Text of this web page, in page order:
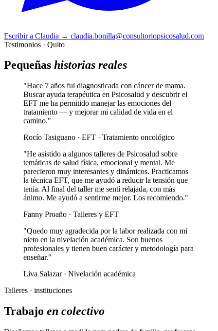
Escribir a Claudia → claudia.bonilla@consultoriopsicosalud.com
Testimonios · Quito
Pequeñas historias reales
"Hace 7 años fui diagnosticada con cáncer de mama.
Buscar ayuda terapéutica en Psicosalud y descubrir el
EFT me ha permitido manejar las emociones del
tratamiento — y mejorar mi calidad de vida en el
camino."
Rocío Tasiguano · EFT · Tratamiento oncológico
"He asistido a algunos talleres de Psicosalud sobre
temáticas de salud física, emocional y mental. Me
parecieron muy interesantes y dinámicos. Practicamos
la técnica EFT, que me ayudó a reducir la tensión que
tenía. Al final del taller me sentí relajada, con más
ánimo. Me ayudó a sentirme mejor. Los recomiendo."
Fanny Proaño · Talleres y EFT
"Quedo muy agradecida por la labor realizada con mi
nieto en la nivelación académica. Son buenos
profesionales y tienen buen carácter y metodología para
enseñar."
Liva Salazar · Nivelación académica
Talleres · instituciones
Trabajo en colectivo